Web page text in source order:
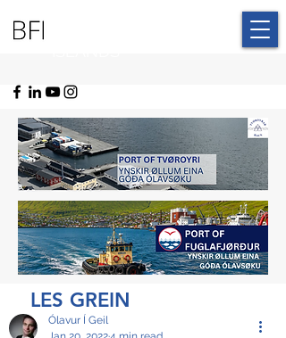
LES GREIN
Ólavur Í Geil